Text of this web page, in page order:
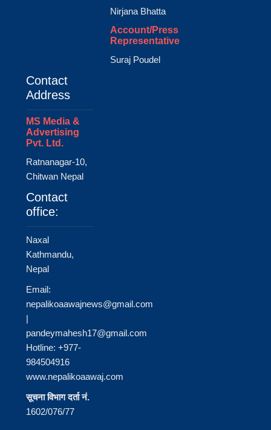
Nirjana Bhatta
Account/Press
Representative
Suraj Poudel
Contact
Address
MS Media &
Advertising
Pvt. Ltd.
Ratnanagar-10,
Chitwan Nepal
Contact
office:
Naxal
Kathmandu,
Nepal
Email:
nepalikoaawajnews@gmail.com
|
pandeymahesh17@gmail.com
Hotline: +977-
984504916
www.nepalikoaawaj.com
सूचना विभाग दर्ता नं.
1602/076/77